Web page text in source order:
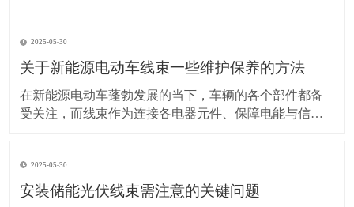
2025-05-30
关于新能源电动车线束一些维护保养的方法
在新能源电动车蓬勃发展的当下，车辆的各个部件都备
受关注，而线束作为连接各电器元件、保障电能与信号
让车辆运行更稳定、安全，还能延长其使用寿命。 日常
驾驶习惯对线束的影响不容小觑。平稳驾驶是维护线束
2025-05-30
安装储能光伏线束需注意的关键问题